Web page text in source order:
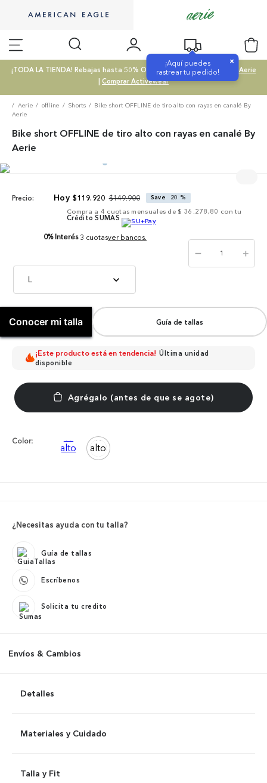
¡Aquí puedes
rastrear tu pedido!
×
¡TODA LA TIENDA! Rebajas hasta 50% OFF |Comprar SALE|Comprar Aerie
| Comprar Activewear
Aerie offline Shorts
Bike short OFFLINE de tiro alto con rayas en canalé By
Aerie
Bike short OFFLINE de tiro alto con rayas en canalé By
Aerie
Precio: $119. 920 $149.900 Save 20 %
Compra a 4 cuotas mensuales de $ 36.278,80 con tu
Crédito SUMAS
0% Interés 3 cuotasver bancos.
L
＋
－
Conocer mi talla Guía de tallas
¡Este producto está en tendencia! Última unidad
disponible
Color:
¿Necesitas ayuda con tu talla?
Guía de tallas
Escríbenos
Solicita tu credito
Envíos & Cambios
Detalles
Materiales y Cuidado
Talla y Fit